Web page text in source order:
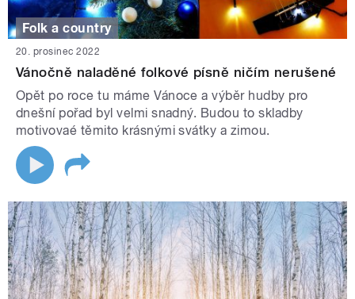
Folk a country
20. prosinec 2022
Vánočně naladěné folkové písně ničím nerušené
Opět po roce tu máme Vánoce a výběr hudby pro
dnešní pořad byl velmi snadný. Budou to skladby
motivovaé těmito krásnými svátky a zimou.